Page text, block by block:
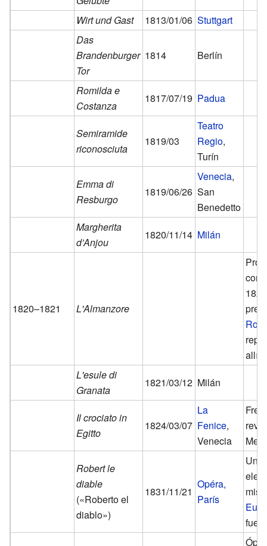
Wirt und Gast
1813/01/06 Stuttgart
Das
Brandenburger
Tor
1814 Berlín
Romilda e
Costanza
1817/07/19 Padua
Semiramide
riconosciuta
1819/03
Teatro
Regio,
Turín
Emma di
Resburgo
1819/06/26
Venecia,
San
Benedetto
Margherita
d’Anjou
1820/11/14 Milán
1820–1821 L'Almanzore
allí.
L'esule di
Granata
1821/03/12 Milán
Il crociato in
Egitto
1824/03/07
La
Fenice,
Venecia
Robert le
diable
(«Roberto el
diablo»)
1831/11/21
Opéra,
París
Una
fue